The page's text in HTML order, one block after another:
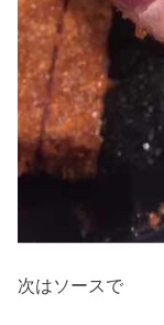
次はソースで